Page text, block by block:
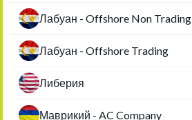
Лабуан - Offshore Non Trading
Лабуан - Offshore Trading
Либерия
Маврикий - AC Company